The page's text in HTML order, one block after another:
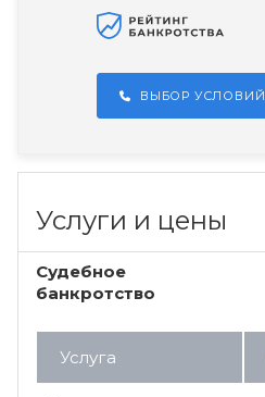
ВЫБОР УСЛОВИЙ
Услуги и цены
Судебное
банкротство
Услуга